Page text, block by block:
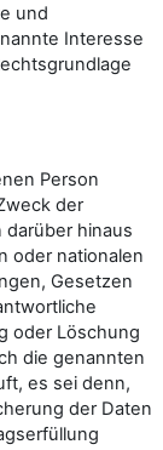
und
Interesse
Person
der
darüber hinaus
oder nationalen
Gesetzen
oder Löschung
die genannten
es sei denn,
der Daten